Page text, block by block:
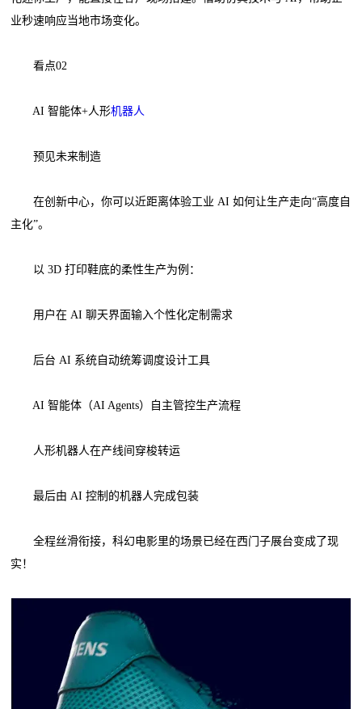
业秒速响应当地市场变化。
看点02
AI 智能体+人形机器人
预见未来制造
在创新中心，你可以近距离体验工业 AI 如何让生产走向“高度自
主化”。
以 3D 打印鞋底的柔性生产为例：
用户在 AI 聊天界面输入个性化定制需求
后台 AI 系统自动统筹调度设计工具
AI 智能体（AI Agents）自主管控生产流程
人形机器人在产线间穿梭转运
最后由 AI 控制的机器人完成包装
全程丝滑衔接，科幻电影里的场景已经在西门子展台变成了现
实！